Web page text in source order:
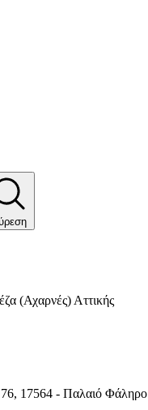
(Αχαρνές) Αττικής
17564 - Παλαιό Φάληρο